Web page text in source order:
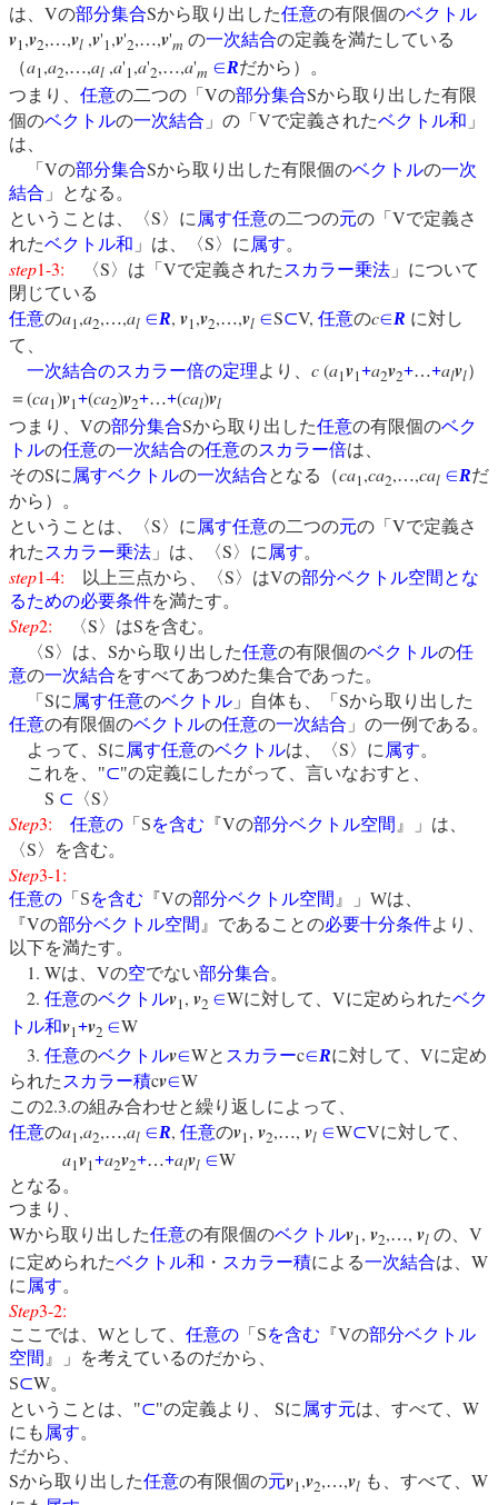
は、 Vの部分集合Sから取り出した任意の有限個のベクトル
v1,v2,…,vl ,v'1,v'2,…,v'm の一次結合の定義を満たしている
（a1,a2,…,al ,a'1,a'2,…,a'm ∈Rだから）。
つまり、 任意の二つの「 Vの部分集合Sから取り出した有限
個のベクトルの一次結合 」の「 Vで定義されたベクトル和 」
は、
「 Vの部分集合Sから取り出した有限個のベクトルの一次
結合 」となる。
ということは、〈S〉に属す任意の二つの元の「 Vで定義さ
れたベクトル和 」は、〈S〉に属す。
step1-3: 〈S〉は「 Vで定義されたスカラー乗法 」について
閉じている
任意のa1,a2,…,al ∈R, v1,v2,…,vl ∈S⊂V, 任意のc∈R に対し
て、
一次結合のスカラー倍の定理より、 c(a1v1+a2v2+…+alvl）
＝ (ca1)v1+(ca2)v2+…+(cal)vl
つまり、 Vの部分集合Sから取り出した任意の有限個のベク
トルの任意の一次結合の任意のスカラー倍は、
そのSに 属すベクトルの一次結合となる（ca1,ca2,…,cal ∈Rだ
から）。
ということは、〈S〉に 属す任意の二つの元の「 Vで定義さ
れた スカラー乗法 」は、〈S〉に 属す。
step1-4: 以上三点から、〈S〉はVの部分ベクトル空間とな
るための必要条件を満たす。
Step2: 〈S〉はSを含む。
〈S〉は、 Sから取り出した任意の有限個のベクトルの任
意の一次結合をすべてあつめた集合であった。
「 Sに 属す任意のベクトル 」自体も、「 Sから取り出した
任意の有限個のベクトルの任意の一次結合 」の一例である。
よって、 Sに 属す任意のベクトルは、〈S〉に 属す。
これを、 "⊂"の定義にしたがって、言いなおすと、
S ⊂ 〈S〉
Step3: 任意の 「 Sを含む 『Vの部分ベクトル空間 』」は、
〈S〉を含む。
Step3-1:
任意の 「 Sを含む 『Vの部分ベクトル空間 』」 Wは、
『Vの部分ベクトル空間 』であることの必要十分条件より、
以下を満たす。
1. Wは、 Vの空でない部分集合。
2. 任意のベクトルv1, v2 ∈Wに対して、 Vに定められたベク
トル和v1+v2 ∈W
3. 任意のベクトルv∈Wと スカラーc∈Rに対して、 Vに定め
られた スカラー積cv∈W
この2.3.の組み合わせと繰り返しによって、
任意のa1,a2,…,al ∈R, 任意のv1, v2,…, vl ∈W⊂Vに対して、
a1v1+a2v2+…+alvl ∈W
となる。
つまり、
Wから取り出した任意の有限個のベクトルv1, v2,…, vl の、 V
に定められたベクトル和 ・ スカラー積による一次結合は、 W
に 属す。
Step3-2:
ここでは、 Wとして、 任意の 「 Sを含む 『Vの部分ベクトル
空間 』」を考えているのだから、
S⊂W。
ということは、 "⊂"の定義より、 Sに 属す元は、すべて、 W
にも 属す。
だから、
Sから取り出した任意の有限個の元v1,v2,…,vl も、すべて、 W